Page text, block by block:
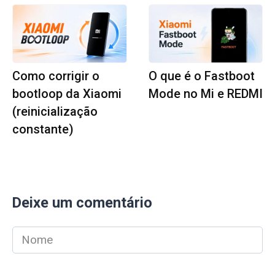
Como corrigir o
bootloop da Xiaomi
(reinicialização
constante)
O que é o Fastboot
Mode no Mi e REDMI
Deixe um comentário
Nome
*